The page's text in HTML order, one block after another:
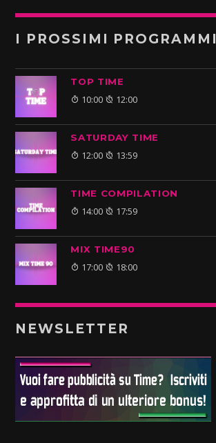
I PROSSIMI PROGRAMMI
TOP TIME
10:00 12:00
SATURDAY TIME
12:00 13:59
TIME COMPILATION
14:00 17:59
MIX TIME90
17:00 18:00
NEWSLETTER